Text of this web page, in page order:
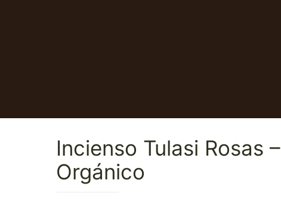
Incienso Tulasi Rosas –
Orgánico